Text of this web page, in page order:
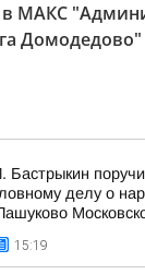
в МАКС
Домодедово"
Бастрыкин
делу о
15:19